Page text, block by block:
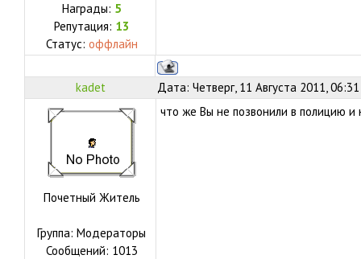
Награды: 5
Репутация: 13
Статус: оффлайн
kadet Дата: Четверг, 11 Августа 2011,
Почетный Житель
Группа: Модераторы
Сообщений: 1013
что же Вы не позвонили в полицию и